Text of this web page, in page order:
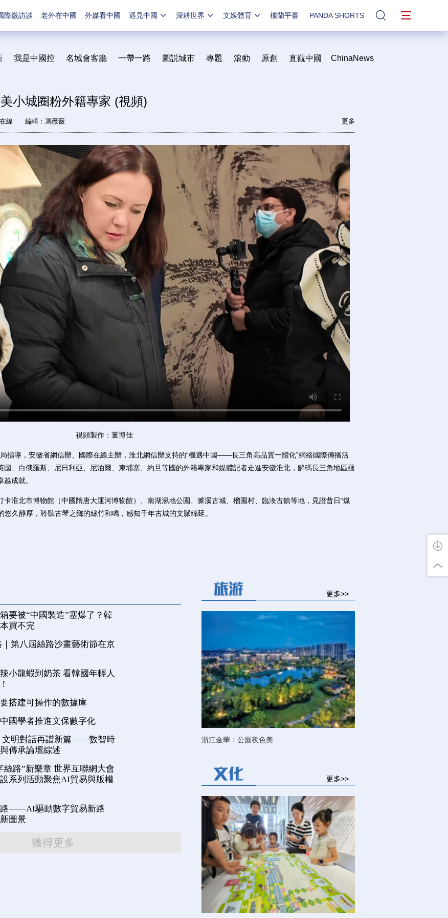
際微訪談 老外在中國 外媒看中國 遇見中國 深耕世界 文娛體育 樓蘭平臺 PANDA SHORTS 站內搜索
我是中國控 名城會客廳 一帶一路 圖説城市 專題 滾動 原創 直觀中國 ChinaNews
小城圈粉外籍專家 (視頻)
線 編輯：馮薇薇 更多
視頻製作：董博佳
導，安徽省網信辦、國際在線主辦，淮北網信辦支持的“機遇中國——長三角高品質一體化”網絡國際傳播活
、白俄羅斯、尼日利亞、尼泊爾、柬埔寨、約旦等國的外籍專家和媒體記者走進安徽淮北，解碼長三角地區蘊
成就。
北市博物館（中國隋唐大運河博物館）、南湖濕地公園、濉溪古城、榴園村、臨渙古鎮等地，見證昔日“煤
悠久醇厚，聆聽古琴之鄉的絲竹和鳴，感知千年古城的文脈綿延。
要被“中國製造”塞爆了？韓
買不完
第八屆絲路沙畫藝術節在京
小龍蝦到奶茶 看韓國年輕人
搭建可操作的數據庫
國學者推進文保數字化
文明對話再譜新篇——數智時
傳承論壇綜述
絲路”新樂章 世界互聯網大會
系列活動聚焦AI貿易與版權
路——AI驅動數字貿易新路
圖景
獲得更多
更多>>
浙江金華：公園夜色美
更多>>